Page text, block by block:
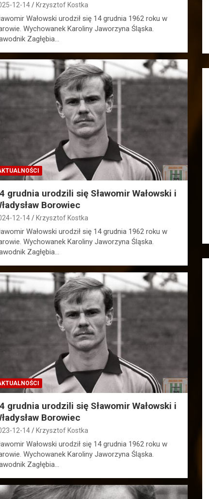
12-14 Krzysztof Kostka
Wałowski urodził się 14 grudnia 1962 roku w
Wychowanek Karoliny Jaworzyna Śląska.
Zagłębia…
grudnia urodzili się Sławomir Wałowski i
Borowiec
12-14 Krzysztof Kostka
Wałowski urodził się 14 grudnia 1962 roku w
Wychowanek Karoliny Jaworzyna Śląska.
Zagłębia…
grudnia urodzili się Sławomir Wałowski i
Borowiec
12-14 Krzysztof Kostka
Wałowski urodził się 14 grudnia 1962 roku w
Wychowanek Karoliny Jaworzyna Śląska.
Zagłębia…